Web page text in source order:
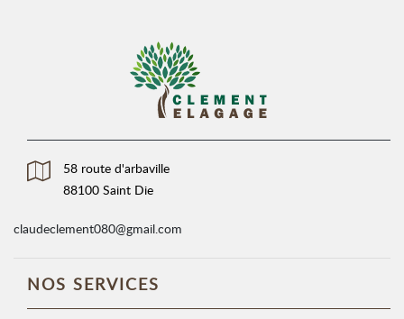
58 route d'arbaville
88100 Saint Die
claudeclement080@gmail.com
NOS SERVICES